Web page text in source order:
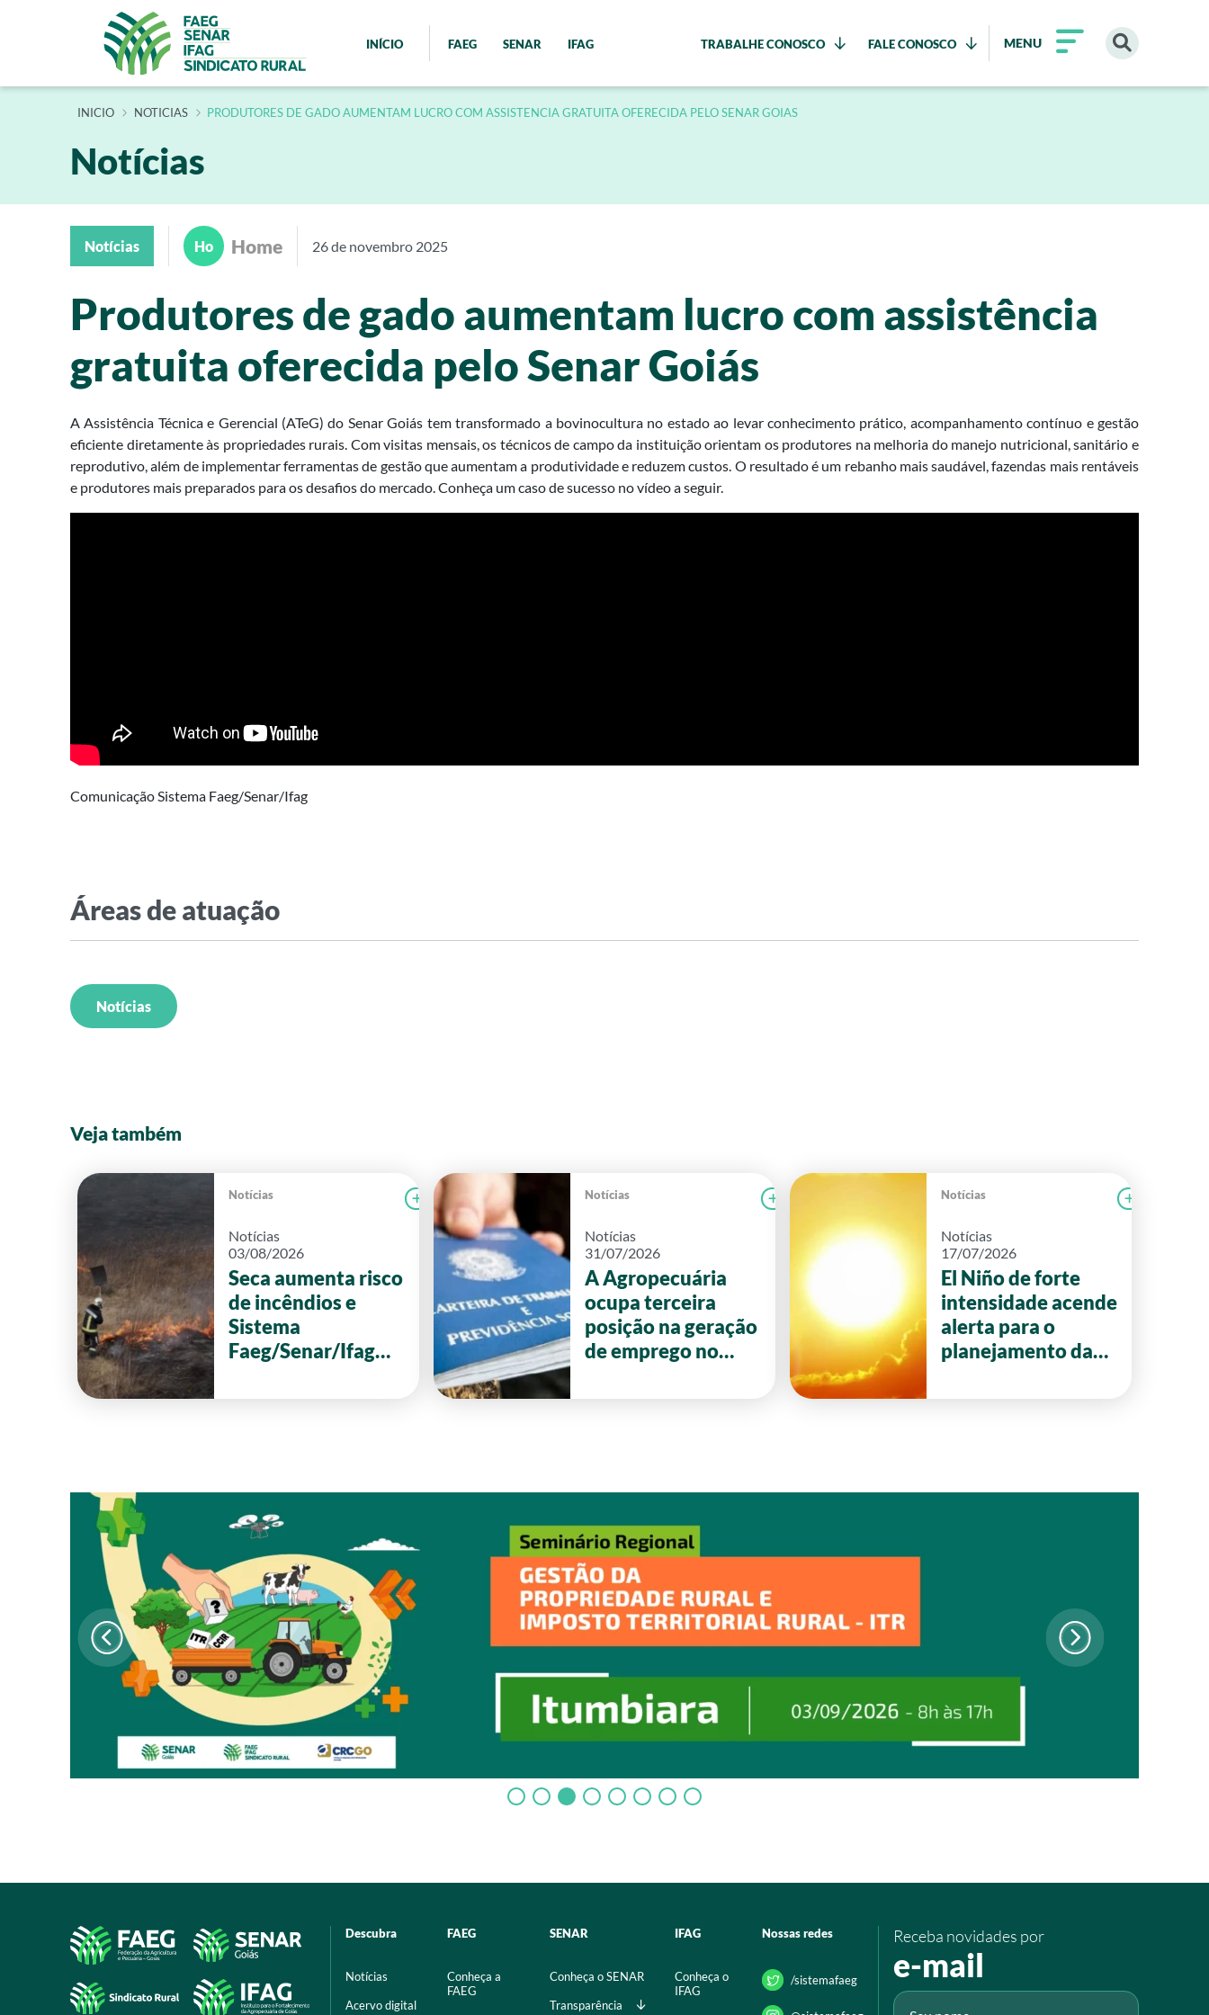
INÍCIO FAEG SENAR IFAG TRABALHE CONOSCO FALE CONOSCO MENU
INÍCIO NOTICIAS PRODUTORES DE GADO AUMENTAM LUCRO COM ASSISTENCIA GRATUITA OFERECIDA PELO SENAR GOIAS
Notícias
Notícias Ho Home 26 de novembro 2025
Produtores de gado aumentam lucro com assistência
gratuita oferecida pelo Senar Goiás
A Assistência Técnica e Gerencial (ATeG) do Senar Goiás tem transformado a bovinocultura no estado ao levar conhecimento prático, acompanhamento contínuo e gestão
eficiente diretamente às propriedades rurais. Com visitas mensais, os técnicos de campo da instituição orientam os produtores na melhoria do manejo nutricional, sanitário e
reprodutivo, além de implementar ferramentas de gestão que aumentam a produtividade e reduzem custos. O resultado é um rebanho mais saudável, fazendas mais rentáveis
e produtores mais preparados para os desafios do mercado. Conheça um caso de sucesso no vídeo a seguir.
Comunicação Sistema Faeg/Senar/Ifag
Áreas de atuação
Notícias
Veja também
Notícias
Notícias
03/08/2026
Seca aumenta risco
de incêndios e
Sistema
Faeg/Senar/Ifag
Ler notícia CAMPOLAB Notícias
Notícias
31/07/2026
A Agropecuária
ocupa terceira
posição na geração
de emprego no
Notícias
Notícias
17/07/2026
El Niño de forte
intensidade acende
alerta para o
planejamento da
Descubra
Notícias
Acervo digital
FAEG
Conheça a
FAEG
SENAR
Conheça o SENAR
Transparência
IFAG
Conheça o
IFAG
Nossas redes
/sistemafaeg
Receba novidades por
e-mail